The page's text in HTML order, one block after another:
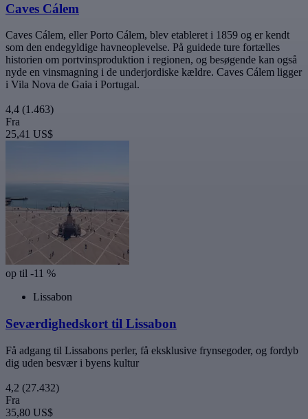
Caves Cálem
Caves Cálem, eller Porto Cálem, blev etableret i 1859 og er kendt
som den endegyldige havneoplevelse. På guidede ture fortælles
historien om portvinsproduktion i regionen, og besøgende kan også
nyde en vinsmagning i de underjordiske kældre. Caves Cálem ligger
i Vila Nova de Gaia i Portugal.
4,4 (1.463)
Fra
25,41 US$
op til -11 %
Lissabon
Seværdighedskort til Lissabon
Få adgang til Lissabons perler, få eksklusive frynsegoder, og fordyb
dig uden besvær i byens kultur
4,2 (27.432)
Fra
35,80 US$